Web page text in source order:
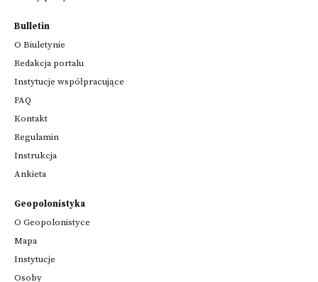
Bulletin
O Biuletynie
Redakcja portalu
Instytucje współpracujące
FAQ
Kontakt
Regulamin
Instrukcja
Ankieta
Geopolonistyka
O Geopolonistyce
Mapa
Instytucje
Osoby